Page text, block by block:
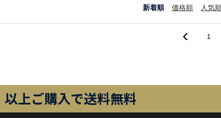
新着順 価格順 人気
1
上ご購入で送料無料